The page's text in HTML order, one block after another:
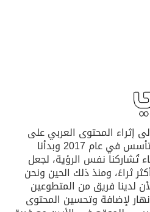
المحتوى العربي على
الويب في مختلف المجالات، تأسس في عام 2017 وبدأنا
تُشاركنا نفس الرؤية، لجعل
ثراءً، ومنذ ذلك الحين ونحن
لدينا فريق من المتطوعين
لإضافة وتحسين المحتوى